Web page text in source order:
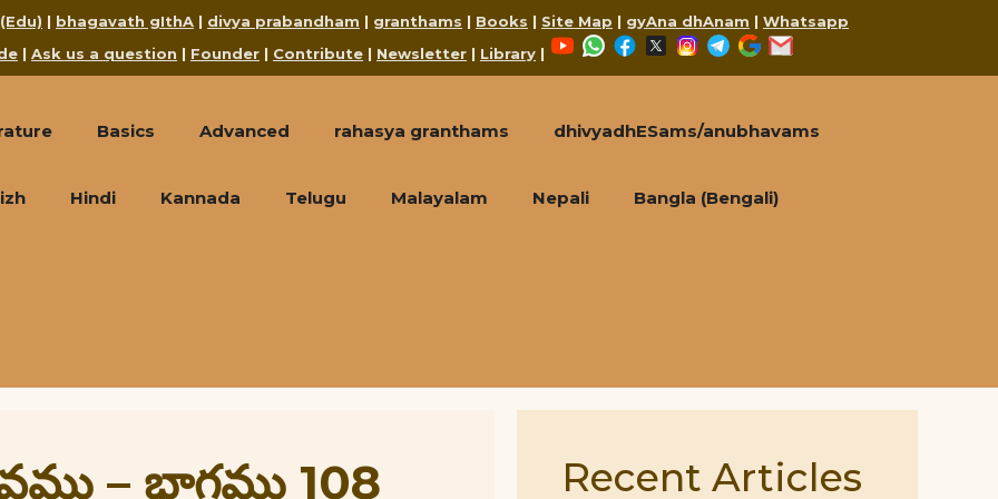
| bhagavath gIthA | divya prabandham | granthams | Books | Site Map | gyAna dhAnam | Whatsapp
| Ask us a question | Founder | Contribute | Newsletter | Library |
YouTubeWhatsApp
Facebook
X Instagram
Telegram
Google
Basics Advanced rahasya granthams dhivyadhESams/anubhavams
Hindi Kannada Telugu Malayalam Nepali Bangla (Bengali)
– భాగము 108 Recent Articles